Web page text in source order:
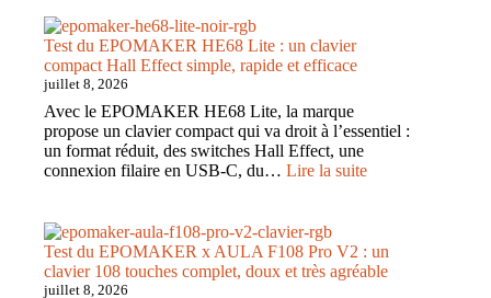
Test du EPOMAKER HE68 Lite : un clavier
compact Hall Effect simple, rapide et efficace
juillet 8, 2026
Avec le EPOMAKER HE68 Lite, la marque
propose un clavier compact qui va droit à l’essentiel :
un format réduit, des switches Hall Effect, une
connexion filaire en USB-C, du… Lire la suite:
HE68
Lite
Test du EPOMAKER x AULA F108 Pro V2 : un
clavier 108 touches complet, doux et très agréable
juillet 8, 2026